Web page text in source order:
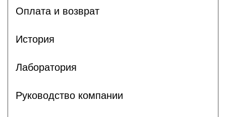
Оплата и возврат
История
Лаборатория
Руководство компании